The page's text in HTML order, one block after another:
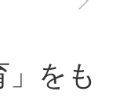
」をも